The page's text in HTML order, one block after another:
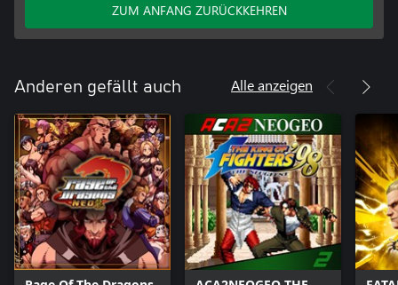
ZUM ANFANG ZURÜCKKEHREN
Anderen gefällt auch Alle anzeigen